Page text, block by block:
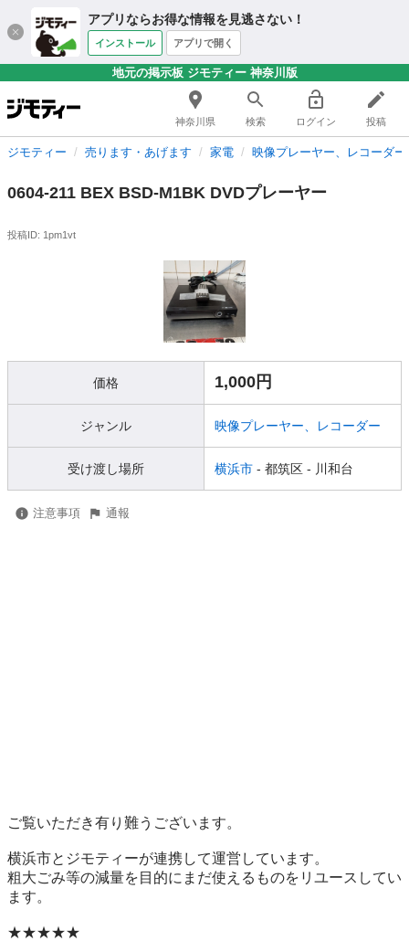
アプリならお得な情報を見逃さない！
インストール アプリで開く
地元の掲示板 ジモティー 神奈川版
神奈川県 検索 ログイン 投稿
ジモティー 売ります・あげます 家電 映像プレーヤー、レコーダー
0604-211 BEX BSD-M1BK DVDプレーヤー
投稿ID: 1pm1vt
価格 1,000円
ジャンル 映像プレーヤー、レコーダー
受け渡し場所 横浜市 - 都筑区 - 川和台
注意事項 通報
ご覧いただき有り難うございます。
横浜市とジモティーが連携して運営しています。
粗⼤ごみ等の減量を⽬的にまだ使えるものをリユースしてい
ます。
★★★★★